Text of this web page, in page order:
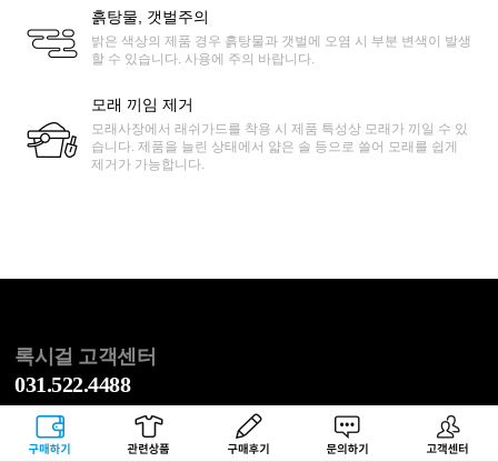
구매하기 관련상품 상품후기 문의하기 고객센터
흙탕물, 갯벌주의
밝은 색상의 제품 경우 흙탕물과 갯벌에 오염 시 부분 변색이 발생
할 수 있습니다. 사용에 주의 바랍니다.
모래 끼임 제거
모래사장에서 래쉬가드를 착용 시 제품 특성상 모래가 끼일 수 있
습니다. 제품을 늘린 상태에서 얇은 솔 등으로 쓸어 모래를 쉽게
제거가 가능합니다.
록시걸 고객센터
031.522.4488
평일 오전 10:00 ~ 오후 05:00 / 토, 일, 공휴일 휴무
점심 오후 12:00 ~ 오후 01:00
반품 주소 : 서울시 송파구 동남로 20길 53 1층 CJ대한통운 록시걸